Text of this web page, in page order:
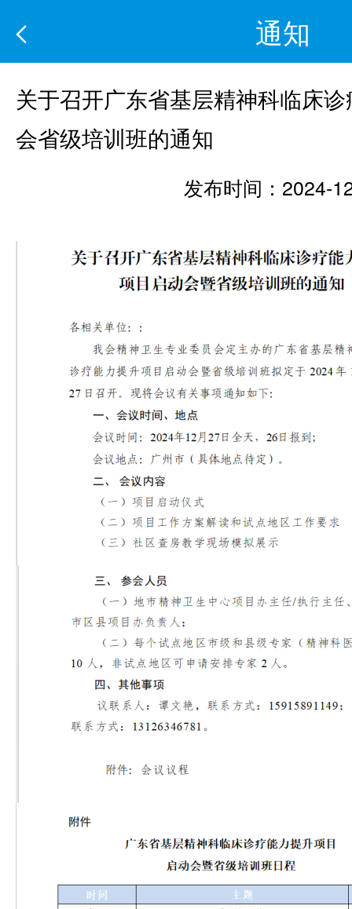
通知
关于召开广东省基层精神科临床
会省级培训班的通知
发布时间：2024-